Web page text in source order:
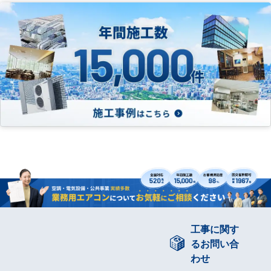
工事に関す
るお問い合
わせ